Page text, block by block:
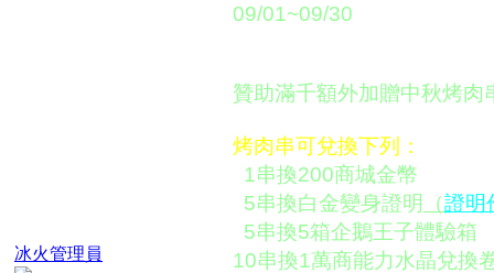
冰火管理員
09/01~09/30
贊助滿千額外加贈中秋烤肉
烤肉串可兌換下列：
1串換200商城金幣
5串換白金變身證明
（證明
5串換5箱企鵝王子體驗箱
10串換1萬商能力水晶兌換